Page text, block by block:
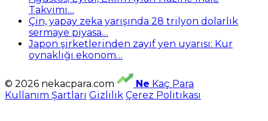
Takvimi…
Çin, yapay zeka yarışında 28 trilyon dolarlık
sermaye piyasa…
Japon şirketlerinden zayıf yen uyarısı: Kur
oynaklığı ekonom…
© 2026 nekacpara.com Ne Kaç Para
Kullanım Şartları Gizlilik Çerez Politikası